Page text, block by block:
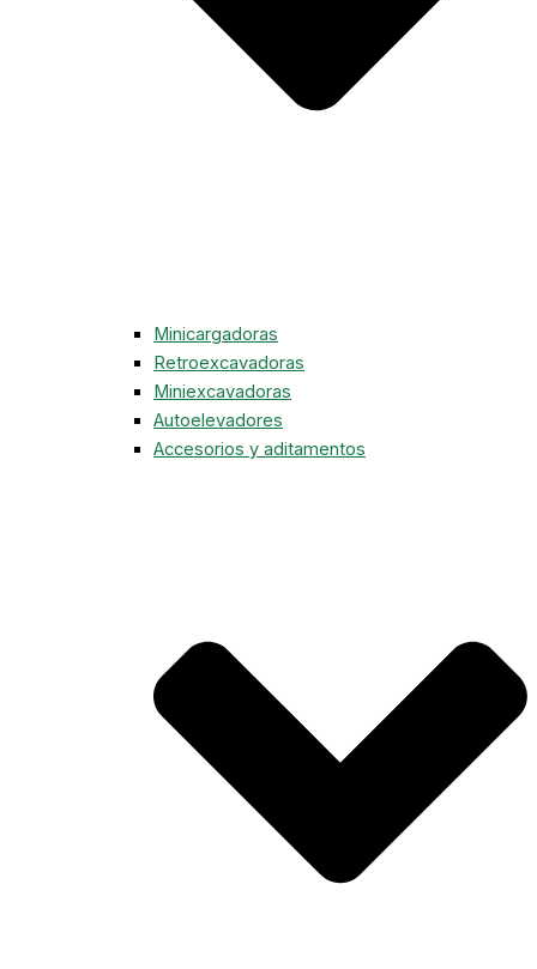
Minicargadoras
Retroexcavadoras
Miniexcavadoras
Autoelevadores
Accesorios y aditamentos